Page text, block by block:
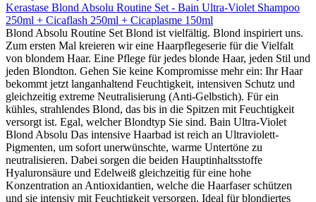
Kerastase Blond Absolu Routine Set - Bain Ultra-Violet Shampoo
250ml + Cicaflash 250ml + Cicaplasme 150ml
Blond Absolu Routine Set Blond ist vielfältig. Blond inspiriert uns.
Zum ersten Mal kreieren wir eine Haarpflegeserie für die Vielfalt
von blondem Haar. Eine Pflege für jedes blonde Haar, jeden Stil und
jeden Blondton. Gehen Sie keine Kompromisse mehr ein: Ihr Haar
bekommt jetzt langanhaltend Feuchtigkeit, intensiven Schutz und
gleichzeitig extreme Neutralisierung (Anti-Gelbstich). Für ein
kühles, strahlendes Blond, das bis in die Spitzen mit Feuchtigkeit
versorgt ist. Egal, welcher Blondtyp Sie sind. Bain Ultra-Violet
Blond Absolu Das intensive Haarbad ist reich an Ultraviolett-
Pigmenten, um sofort unerwünschte, warme Untertöne zu
neutralisieren. Dabei sorgen die beiden Hauptinhaltsstoffe
Hyaluronsäure und Edelweiß gleichzeitig für eine hohe
Konzentration an Antioxidantien, welche die Haarfaser schützen
und sie intensiv mit Feuchtigkeit versorgen. Ideal für blondiertes